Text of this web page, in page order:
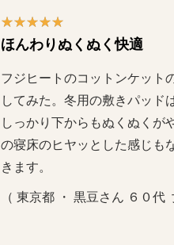
ほんわりぬくぬく快適
フジヒートのコットンケット
してみた。冬用の敷きパッド
しっかり下からもぬくぬくが
の寝床のヒヤッとした感じも
きます。
（ 東京都 ・ 黒豆さん ６０代